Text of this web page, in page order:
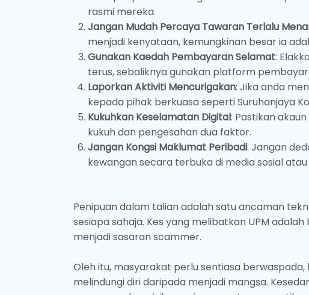
rasmi mereka.
Jangan Mudah Percaya Tawaran Terlalu
menjadi kenyataan, kemungkinan besar ia
Gunakan Kaedah Pembayaran Selamat:
terus, sebaliknya gunakan platform
Laporkan Aktiviti Mencurigakan: Jika anda
kepada pihak berkuasa seperti Suruhanjaya
Kukuhkan Keselamatan Digital: Pastikan
kukuh dan pengesahan dua faktor.
Jangan Kongsi Maklumat Peribadi: Jangan
kewangan secara terbuka di media sosial
Penipuan dalam talian adalah satu ancaman
sesiapa sahaja. Kes yang melibatkan UPM
menjadi sasaran scammer.
Oleh itu, masyarakat perlu sentiasa
melindungi diri daripada menjadi mangsa.